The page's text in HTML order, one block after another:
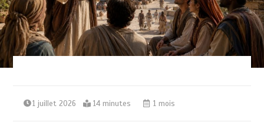
1 juillet 2026 14 minutes 1 mois